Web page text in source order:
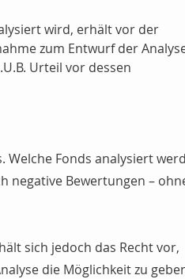
wird, erhält vor der
zum Entwurf der
Urteil vor dessen
Welche Fonds analysiert
negative Bewertungen –
sich jedoch das Recht vor,
die Möglichkeit zu